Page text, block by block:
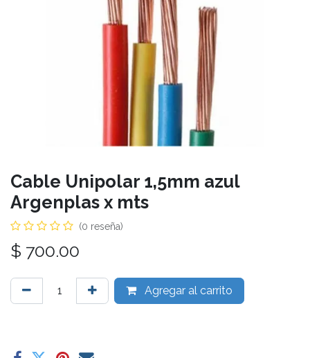
Cable Unipolar 1,5mm azul
Argenplas x mts
(0 reseña)
$ 700.00
Agregar al carrito